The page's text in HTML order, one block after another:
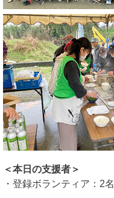
＜本日の支援者＞
・登録ボランティア：2名